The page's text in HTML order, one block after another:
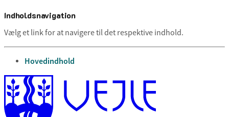
Indholdsnavigation
Vælg et link for at navigere til det respektive indhold.
gå til
Hovedindhold